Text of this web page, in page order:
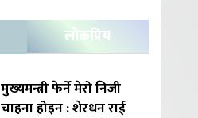
लोकप्रिय
मुख्यमन्त्री फेर्ने मेरो निजी
चाहना होइन : शेरधन राई